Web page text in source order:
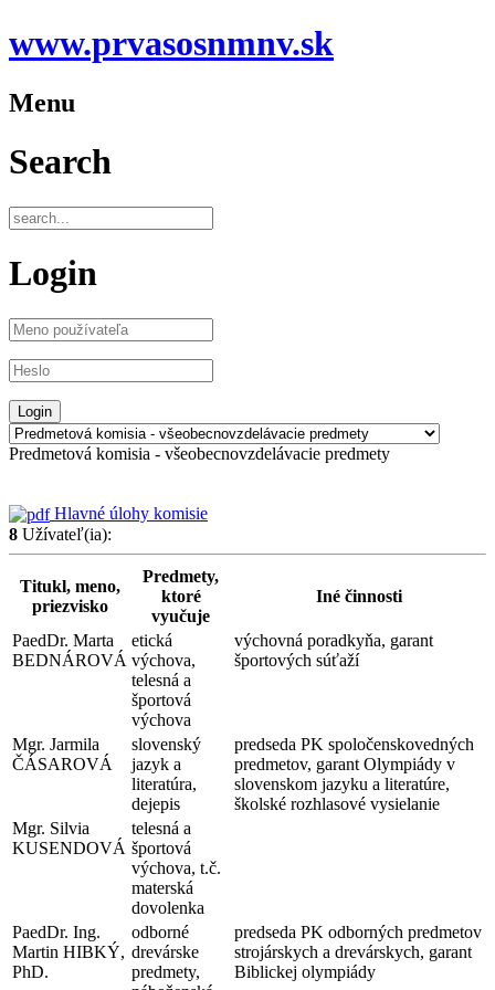
www.prvasosnmnv.sk
Menu
Search
Login
Predmetová komisia - všeobecnovzdelávacie predmety
Hlavné úlohy komisie
8 Užívateľ(ia):
Titukl, meno,
priezvisko
Predmety,
ktoré
vyučuje
Iné činnosti
PaedDr. Marta
BEDNÁROVÁ
etická
výchova,
telesná a
športová
výchova
výchovná poradkyňa, garant
športových súťaží
Mgr. Jarmila
ČÁSAROVÁ
slovenský
jazyk a
literatúra,
dejepis
predseda PK spoločenskovedných
predmetov, garant Olympiády v
slovenskom jazyku a literatúre,
školské rozhlasové vysielanie
Mgr. Silvia
KUSENDOVÁ
telesná a
športová
výchova, t.č.
materská
dovolenka
PaedDr. Ing.
Martin HIBKÝ,
PhD.
odborné
drevárske
predmety,
predseda PK odborných predmetov
strojárskych a drevárskych, garant
Biblickej olympiády